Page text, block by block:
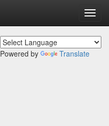
Powered by Translate